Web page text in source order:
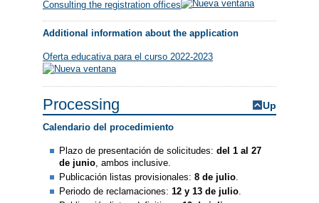
Consulting the registration offices
Additional information about the application
Oferta educativa para el curso 2022-2023
Processing Up
Calendario del procedimiento
Plazo de presentación de solicitudes:del 1 al 27
de junio , ambos inclusive.
Publicación listas provisionales:8 de julio
Periodo de reclamaciones:12 y 13 de julio